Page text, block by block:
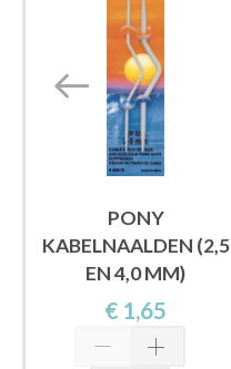
PONY
KABELNAALDEN (2,5
EN 4,0 MM)
€ 1,65